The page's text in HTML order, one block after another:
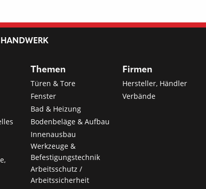
Themen
Türen & Tore
Fenster
Bad & Heizung
Bodenbeläge & Aufbau
Innenausbau
Werkzeuge &
Befestigungstechnik
Arbeitsschutz /
Arbeitssicherheit
Firmen
Hersteller, Händler
Verbände